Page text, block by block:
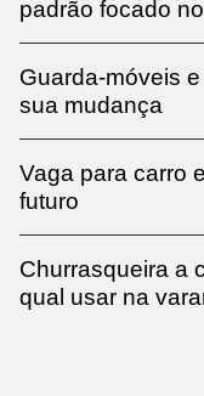
padrão focado
Guarda-móveis
sua mudança
Vaga para carro
futuro
Churrasqueira a
qual usar na